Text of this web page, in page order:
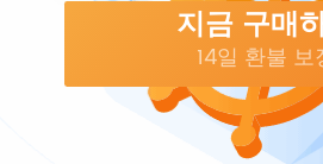
지금 구매
14일 환불 보